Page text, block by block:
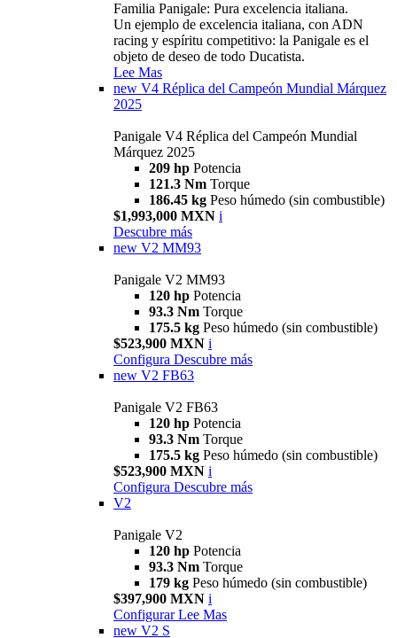
Familia Panigale: Pura excelencia italiana.
Un ejemplo de excelencia italiana, con ADN
racing y espíritu competitivo: la Panigale es el
objeto de deseo de todo Ducatista.
Lee Mas
new V4 Réplica del Campeón Mundial Márquez
2025
Panigale V4 Réplica del Campeón Mundial
Márquez 2025
209 hp Potencia
121.3 Nm Torque
186.45 kg Peso húmedo (sin combustible)
$1,993,000 MXN i
Descubre más
new V2 MM93
Panigale V2 MM93
120 hp Potencia
93.3 Nm Torque
175.5 kg Peso húmedo (sin combustible)
$523,900 MXN i
Configura Descubre más
new V2 FB63
Panigale V2 FB63
120 hp Potencia
93.3 Nm Torque
175.5 kg Peso húmedo (sin combustible)
$523,900 MXN i
Configura Descubre más
V2
Panigale V2
120 hp Potencia
93.3 Nm Torque
179 kg Peso húmedo (sin combustible)
$397,900 MXN i
Configurar Lee Mas
new V2 S